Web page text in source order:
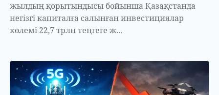
жылдың қорытындысы бойынша Қазақстанда
негізгі капиталға салынған инвестициялар
көлемі 22,7 трлн теңгеге ж...